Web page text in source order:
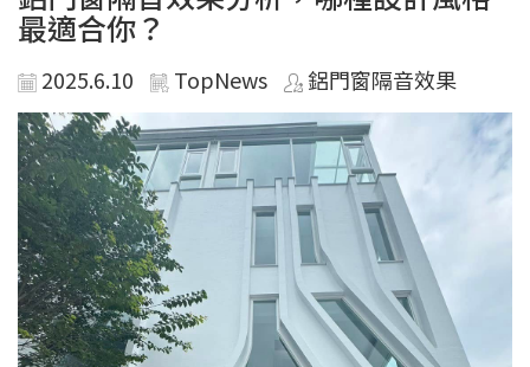
最適合你？
2025.6.10 TopNews 鋁門窗隔音效果